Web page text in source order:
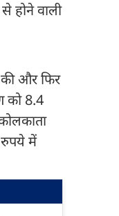
होने वाली
और फिर
को 8.4
में